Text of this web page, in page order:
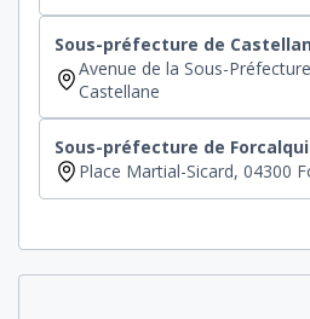
Sous-préfecture de
Avenue de la Sous-
Castellane
Sous-préfecture de
Place Martial-Sicard, 04300